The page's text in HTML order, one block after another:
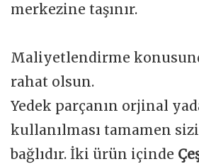
merkezine taşınır.
Maliyetlendirme
rahat olsun.
Yedek parçanın orjinal
kullanılması tamamen
bağlıdır. İki ürün içinde